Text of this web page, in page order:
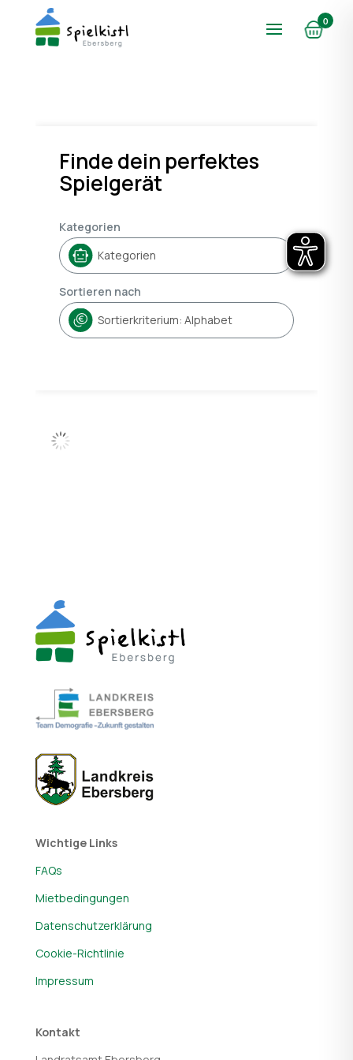
0
Finde dein perfektes
Spielgerät
Kategorien
Sortieren nach
Wichtige Links
FAQs
Mietbedingungen
Datenschutzerklärung
Cookie-Richtlinie
Impressum
Kontakt